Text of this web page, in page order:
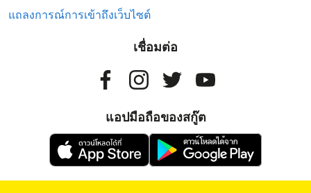
แถลงการณ์การเข้าถึงเว็บไซต์
เชื่อมต่อ
แอปมือถือของสกู๊ต